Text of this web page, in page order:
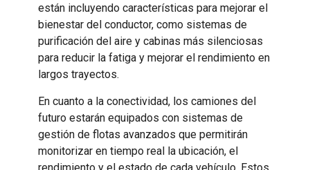
están incluyendo características para mejorar el
bienestar del conductor, como sistemas de
purificación del aire y cabinas más silenciosas
para reducir la fatiga y mejorar el rendimiento en
largos trayectos.
En cuanto a la conectividad, los camiones del
futuro estarán equipados con sistemas de
gestión de flotas avanzados que permitirán
monitorizar en tiempo real la ubicación, el
rendimiento y el estado de cada vehículo. Estos